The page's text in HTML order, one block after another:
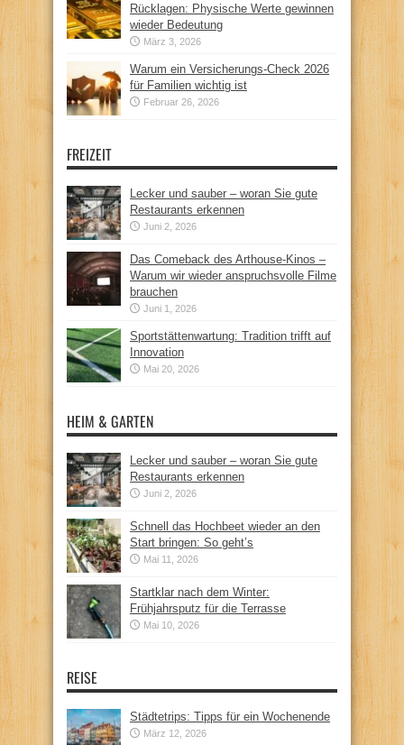
Rücklagen: Physische Werte gewinnen
wieder Bedeutung
März 3, 2026
Warum ein Versicherungs-Check 2026
für Familien wichtig ist
Februar 26, 2026
FREIZEIT
Lecker und sauber – woran Sie gute
Restaurants erkennen
Juni 2, 2026
Das Comeback des Arthouse-Kinos –
Warum wir wieder anspruchsvolle Filme
brauchen
Juni 1, 2026
Sportstättenwartung: Tradition trifft auf
Innovation
Mai 20, 2026
HEIM & GARTEN
Lecker und sauber – woran Sie gute
Restaurants erkennen
Juni 2, 2026
Schnell das Hochbeet wieder an den
Start bringen: So geht’s
Mai 11, 2026
Startklar nach dem Winter:
Frühjahrsputz für die Terrasse
Mai 10, 2026
REISE
Städtetrips: Tipps für ein Wochenende
März 12, 2026